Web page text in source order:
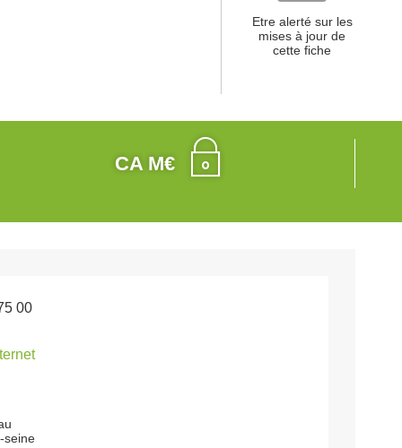
Etre alerté sur les
mises à jour de
cette fiche
CA M€
00
seine